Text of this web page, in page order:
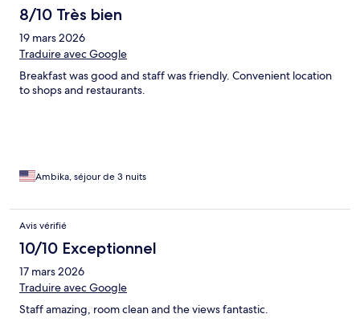
8/10 Très bien
19 mars 2026
Traduire avec Google
Breakfast was good and staff was friendly. Convenient location
to shops and restaurants.
Ambika, séjour de 3 nuits
Avis vérifié
10/10 Exceptionnel
17 mars 2026
Traduire avec Google
Staff amazing, room clean and the views fantastic.